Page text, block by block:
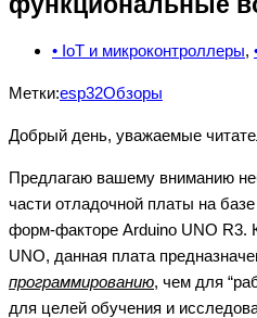
• IoT и микроконтроллеры,
Метки:esp32Обзоры
Добрый день, уважаемые
Предлагаю вашему вниманию
части отладочной платы на
форм-факторе Arduino UNO R3.
UNO, данная плата
программированию, чем для
для целей обучения и